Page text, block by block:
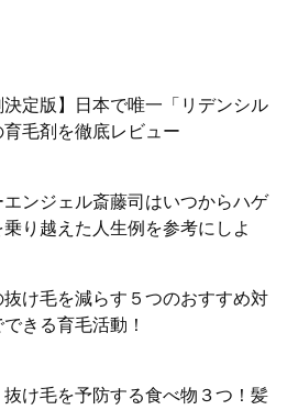
決定版】日本で唯一「リデンシル
毛剤を徹底レビュー
エンジェル斎藤司はいつからハゲ
り越えた人生例を参考にしよ
け毛を減らす５つのおすすめ対
きる育毛活動！
抜け毛を予防する食べ物３つ！髪